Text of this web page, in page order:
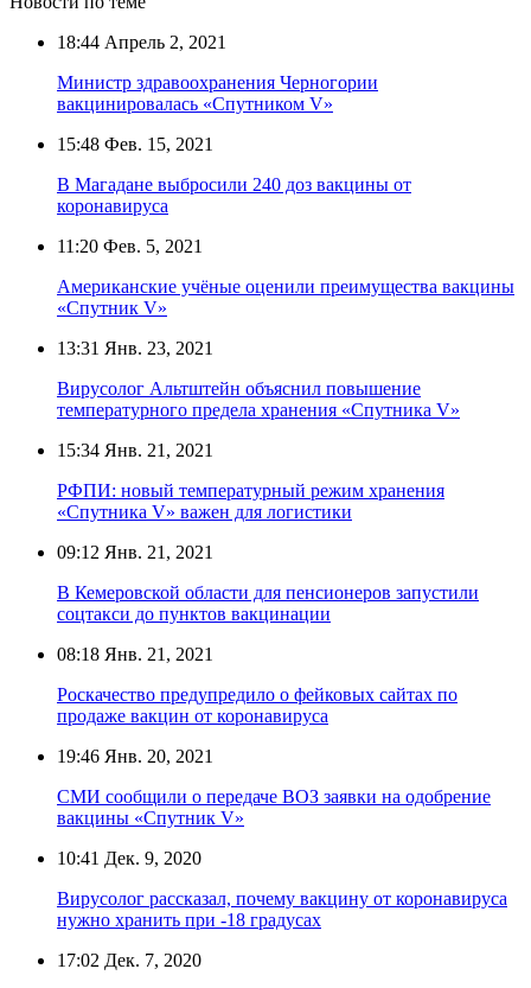
18:44 Апрель 2, 2021
Министр здравоохранения Черногории
вакцинировалась «Спутником V»
15:48 Фев. 15, 2021
В Магадане выбросили 240 доз вакцины от
коронавируса
11:20 Фев. 5, 2021
Американские учёные оценили преимущества вакцины
«Спутник V»
13:31 Янв. 23, 2021
Вирусолог Альтштейн объяснил повышение
температурного предела хранения «Спутника V»
15:34 Янв. 21, 2021
РФПИ: новый температурный режим хранения
«Спутника V» важен для логистики
09:12 Янв. 21, 2021
В Кемеровской области для пенсионеров запустили
соцтакси до пунктов вакцинации
08:18 Янв. 21, 2021
Роскачество предупредило о фейковых сайтах по
продаже вакцин от коронавируса
19:46 Янв. 20, 2021
СМИ сообщили о передаче ВОЗ заявки на одобрение
вакцины «Спутник V»
10:41 Дек. 9, 2020
Вирусолог рассказал, почему вакцину от коронавируса
нужно хранить при -18 градусах
17:02 Дек. 7, 2020